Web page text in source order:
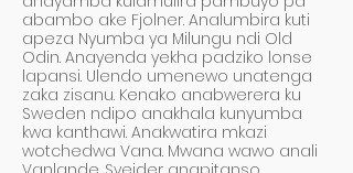
abambo ake Fjolner. Analumbira kuti
apeza Nyumba ya Milungu ndi Old
Odin. Anayenda yekha padziko lonse
lapansi. Ulendo umenewo unatenga
zaka zisanu. Kenako anabwerera ku
Sweden ndipo anakhala kunyumba
kwa kanthawi. Anakwatira mkazi
wotchedwa Vana. Mwana wawo anali